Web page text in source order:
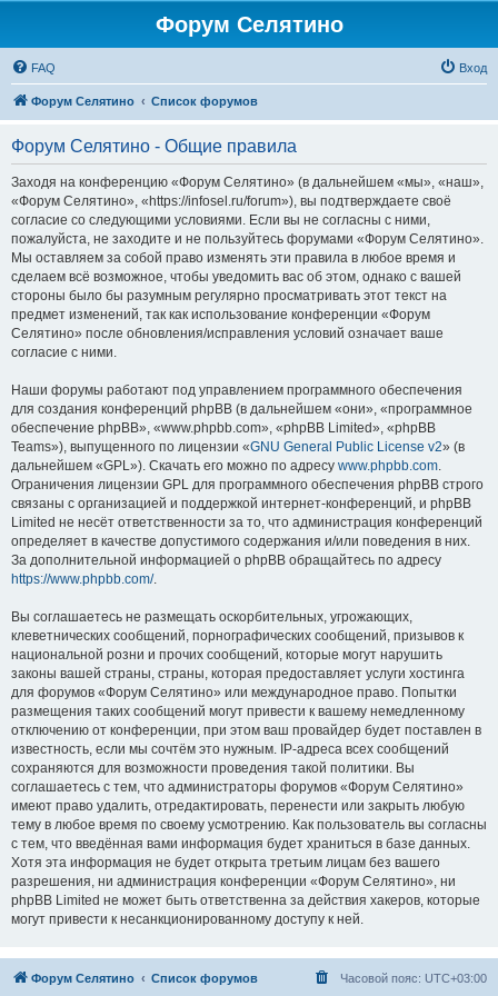
Форум Селятино
FAQ Вход
Форум Селятино Список форумов
Форум Селятино - Общие правила
Заходя на конференцию «Форум Селятино» (в дальнейшем «мы», «наш»,
«Форум Селятино», «https://infosel.ru/forum»), вы подтверждаете своё
согласие со следующими условиями. Если вы не согласны с ними,
пожалуйста, не заходите и не пользуйтесь форумами «Форум Селятино».
Мы оставляем за собой право изменять эти правила в любое время и
сделаем всё возможное, чтобы уведомить вас об этом, однако с вашей
стороны было бы разумным регулярно просматривать этот текст на
предмет изменений, так как использование конференции «Форум
Селятино» после обновления/исправления условий означает ваше
согласие с ними.
Наши форумы работают под управлением программного обеспечения
для создания конференций phpBB (в дальнейшем «они», «программное
обеспечение phpBB», «www.phpbb.com», «phpBB Limited», «phpBB
Teams»), выпущенного по лицензии «GNU General Public License v2» (в
дальнейшем «GPL»). Скачать его можно по адресу www.phpbb.com.
Ограничения лицензии GPL для программного обеспечения phpBB строго
связаны с организацией и поддержкой интернет-конференций, и phpBB
Limited не несёт ответственности за то, что администрация конференций
определяет в качестве допустимого содержания и/или поведения в них.
За дополнительной информацией о phpBB обращайтесь по адресу
https://www.phpbb.com/.
Вы соглашаетесь не размещать оскорбительных, угрожающих,
клеветнических сообщений, порнографических сообщений, призывов к
национальной розни и прочих сообщений, которые могут нарушить
законы вашей страны, страны, которая предоставляет услуги хостинга
для форумов «Форум Селятино» или международное право. Попытки
размещения таких сообщений могут привести к вашему немедленному
отключению от конференции, при этом ваш провайдер будет поставлен в
известность, если мы сочтём это нужным. IP-адреса всех сообщений
сохраняются для возможности проведения такой политики. Вы
соглашаетесь с тем, что администраторы форумов «Форум Селятино»
имеют право удалить, отредактировать, перенести или закрыть любую
тему в любое время по своему усмотрению. Как пользователь вы согласны
с тем, что введённая вами информация будет храниться в базе данных.
Хотя эта информация не будет открыта третьим лицам без вашего
разрешения, ни администрация конференции «Форум Селятино», ни
phpBB Limited не может быть ответственна за действия хакеров, которые
могут привести к несанкционированному доступу к ней.
Форум Селятино Список форумов Часовой пояс: UTC+03:00